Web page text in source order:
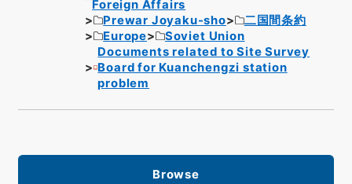
Foreign Affairs
Prewar Joyaku-sho
二国間条約
Europe
Soviet Union
Documents related to Site Survey
Board for Kuanchengzi station
problem
Browse